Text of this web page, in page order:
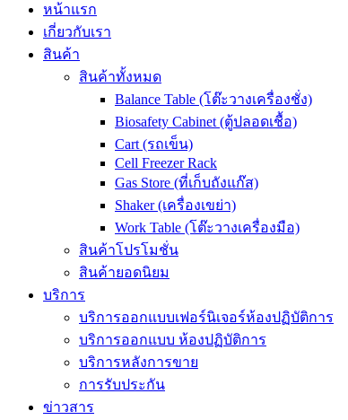
หน้าแรก
เกี่ยวกับเรา
สินค้า
สินค้าทั้งหมด
Balance Table (โต๊ะวางเครื่องชั่ง)
Biosafety Cabinet (ตู้ปลอดเชื้อ)
Cart (รถเข็น)
Cell Freezer Rack
Gas Store (ที่เก็บถังแก๊ส)
Shaker (เครื่องเขย่า)
Work Table (โต๊ะวางเครื่องมือ)
สินค้าโปรโมชั่น
สินค้ายอดนิยม
บริการ
บริการออกแบบเฟอร์นิเจอร์ห้องปฏิบัติการ
บริการออกแบบ ห้องปฏิบัติการ
บริการหลังการขาย
การรับประกัน
ข่าวสาร